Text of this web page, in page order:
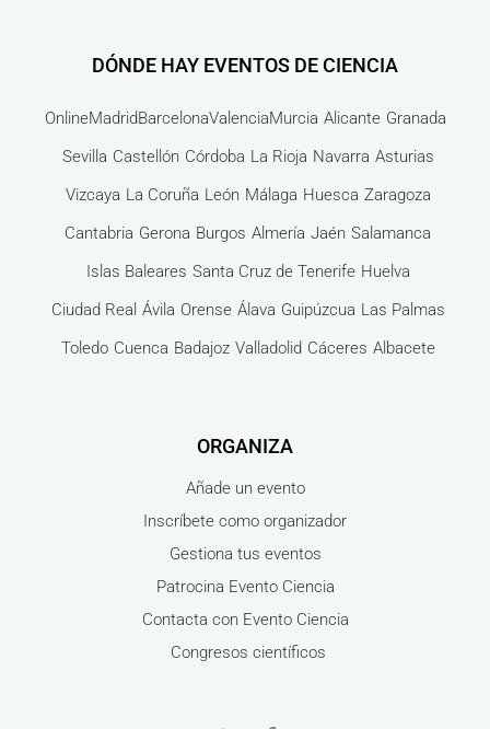
DÓNDE HAY EVENTOS DE CIENCIA
OnlineMadridBarcelonaValenciaMurcia Alicante Granada
Sevilla Castellón Córdoba La Rioja Navarra Asturias
Vizcaya La Coruña León Málaga Huesca Zaragoza
Cantabria Gerona Burgos Almería Jaén Salamanca
Islas Baleares Santa Cruz de Tenerife Huelva
Ciudad Real Ávila Orense Álava Guipúzcua Las Palmas
Toledo Cuenca Badajoz Valladolid Cáceres Albacete
ORGANIZA
Añade un evento
Inscríbete como organizador
Gestiona tus eventos
Patrocina Evento Ciencia
Contacta con Evento Ciencia
Congresos científicos